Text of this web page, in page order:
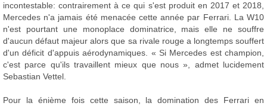
incontestable: contrairement à ce qui s'est produit en 2017 et 2018,
Mercedes n'a jamais été menacée cette année par Ferrari. La W10
n'est pourtant une monoplace dominatrice, mais elle ne souffre
d'aucun défaut majeur alors que sa rivale rouge a longtemps souffert
d'un déficit d'appuis aérodynamiques. « Si Mercedes est champion,
c'est parce qu'ils travaillent mieux que nous », admet lucidement
Sebastian Vettel.
Pour la énième fois cette saison, la domination des Ferrari en